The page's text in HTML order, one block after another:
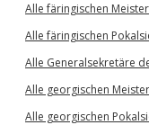
Alle färingischen Meister
Alle färingischen
Alle Generalsekretäre
Alle georgischen Meister
Alle georgischen